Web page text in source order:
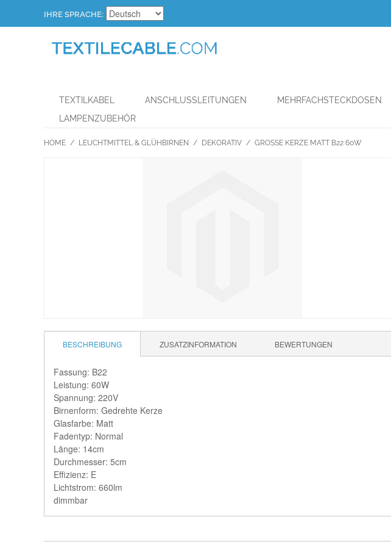
IHRE SPRACHE:
TEXTILKABEL ANSCHLUSSLEITUNGEN MEHRFACHSTECKDOSEN
LAMPENZUBEHÖR
HOME / LEUCHTMITTEL & GLÜHBIRNEN / DEKORATIV / GROSSE KERZE MATT B22 60W
BESCHREIBUNG ZUSATZINFORMATION BEWERTUNGEN
Fassung: B22
Leistung: 60W
Spannung: 220V
Birnenform: Gedrehte Kerze
Glasfarbe: Matt
Fadentyp: Normal
Länge: 14cm
Durchmesser: 5cm
Effizienz: E
Lichtstrom: 660lm
dimmbar